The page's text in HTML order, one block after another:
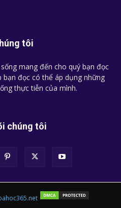
tôi
mang đến cho quý bạn đọc
đọc có thể áp dụng những
thực tiễn của mình.
chúng tôi